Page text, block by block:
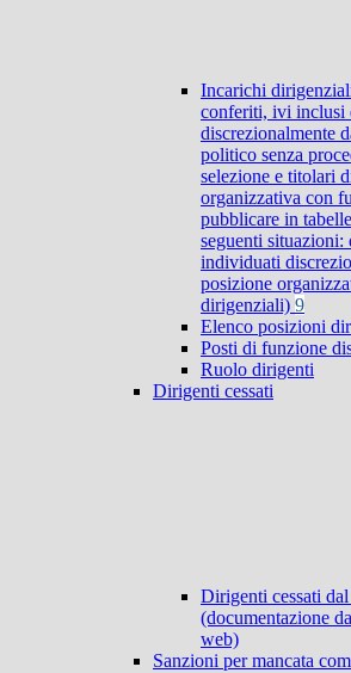
Incarichi
conferiti, ivi inclusi
discrezionalmente
politico senza
selezione e titolari
organizzativa con
pubblicare in
seguenti
individuati
posizione
dirigenziali) 9
Elenco posizioni
Posti di funzione
Ruolo dirigenti
Dirigenti cessati
Dirigenti cessati
(documentazione
web)
Sanzioni per mancata